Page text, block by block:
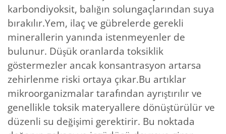
karbondiyoksit, balığın solungaçlarından suya
bırakılır.Yem, ilaç ve gübrelerde gerekli
minerallerin yanında istenmeyenler de
bulunur. Düşük oranlarda toksiklik
göstermezler ancak konsantrasyon artarsa
zehirlenme riski ortaya çıkar.Bu artıklar
mikroorganizmalar tarafından ayrıştırılır ve
genellikle toksik materyallere dönüştürülür ve
düzenli su değişimi gerektirir. Bu noktada